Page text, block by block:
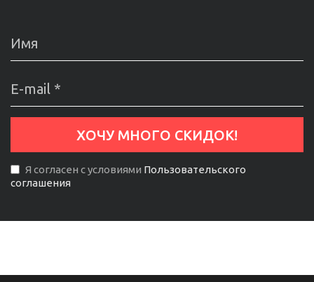
Я согласен с условиями Пользовательского
соглашения